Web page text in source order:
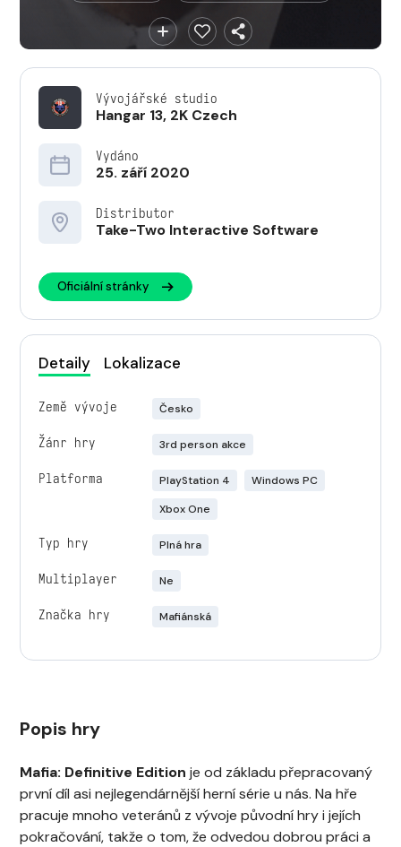
Vývojářské studio
Hangar 13, 2K Czech
Vydáno
25. září 2020
Distributor
Take-Two Interactive Software
Oficiální stránky
Detaily Lokalizace
Země vývoje Česko
Žánr hry 3rd person akce
Platforma PlayStation 4
Windows PC
Xbox One
Typ hry Plná hra
Multiplayer Ne
Značka hry Mafiánská
Popis hry
Mafia: Definitive Edition je od základu přepracovaný
první díl asi nejlegendárnější herní série u nás. Na hře
pracuje mnoho veteránů z vývoje původní hry i jejích
pokračování, takže o tom, že odvedou dobrou práci a